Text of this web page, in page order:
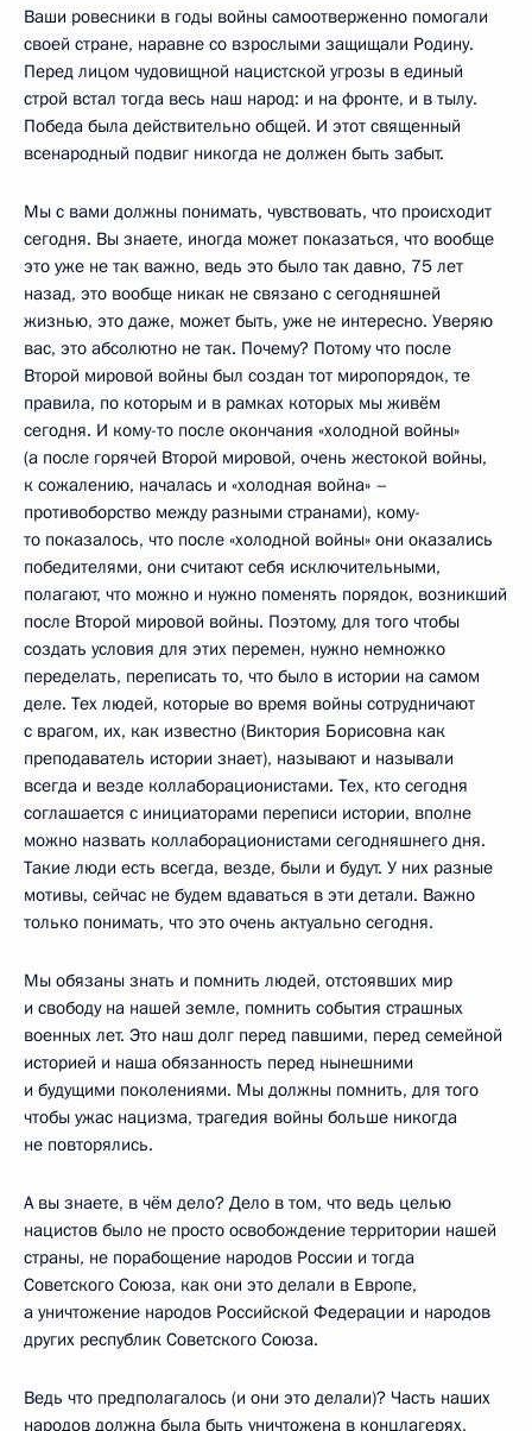
Ваши ровесники в годы войны самоотверженно помогали
своей стране, наравне со взрослыми защищали Родину.
Перед лицом чудовищной нацистской угрозы в единый
строй встал тогда весь наш народ: и на фронте, и в тылу.
Победа была действительно общей. И этот священный
всенародный подвиг никогда не должен быть забыт.
Мы с вами должны понимать, чувствовать, что происходит
сегодня. Вы знаете, иногда может показаться, что вообще
это уже не так важно, ведь это было так давно, 75 лет
назад, это вообще никак не связано с сегодняшней
жизнью, это даже, может быть, уже не интересно. Уверяю
вас, это абсолютно не так. Почему? Потому что после
Второй мировой войны был создан тот миропорядок, те
правила, по которым и в рамках которых мы живём
сегодня. И кому-то после окончания «холодной войны»
(а после горячей Второй мировой, очень жестокой войны,
к сожалению, началась и «холодная война» –
противоборство между разными странами), кому-
то показалось, что после «холодной войны» они оказались
победителями, они считают себя исключительными,
полагают, что можно и нужно поменять порядок, возникший
после Второй мировой войны. Поэтому, для того чтобы
создать условия для этих перемен, нужно немножко
переделать, переписать то, что было в истории на самом
деле. Тех людей, которые во время войны сотрудничают
с врагом, их, как известно (Виктория Борисовна как
преподаватель истории знает), называют и называли
всегда и везде коллаборационистами. Тех, кто сегодня
соглашается с инициаторами переписи истории, вполне
можно назвать коллаборационистами сегодняшнего дня.
Такие люди есть всегда, везде, были и будут. У них разные
мотивы, сейчас не будем вдаваться в эти детали. Важно
только понимать, что это очень актуально сегодня.
Мы обязаны знать и помнить людей, отстоявших мир
и свободу на нашей земле, помнить события страшных
военных лет. Это наш долг перед павшими, перед семейной
историей и наша обязанность перед нынешними
и будущими поколениями. Мы должны помнить, для того
чтобы ужас нацизма, трагедия войны больше никогда
не повторялись.
А вы знаете, в чём дело? Дело в том, что ведь целью
нацистов было не просто освобождение территории нашей
страны, не порабощение народов России и тогда
Советского Союза, как они это делали в Европе,
а уничтожение народов Российской Федерации и народов
других республик Советского Союза.
Ведь что предполагалось (и они это делали)? Часть наших
народов должна была быть уничтожена в концлагерях,